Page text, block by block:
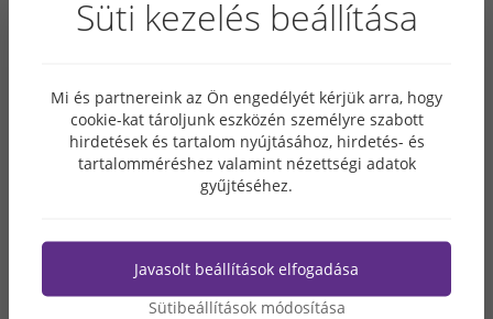
2019. JÚNIUS
2019. FEBRUÁR
2019. JANUÁR
2018. DECEMBER
2018. AUGUSZTUS
2018. JÚNIUS
Süti kezelés beállítása
Mi és partnereink az Ön engedélyét kérjük arra, hogy
cookie-kat tároljunk eszközén személyre szabott
hirdetések és tartalom nyújtásához, hirdetés- és
tartalomméréshez valamint nézettségi adatok
gyűjtéséhez.
Javasolt beállítások elfogadása
Sütibeállítások módosítása